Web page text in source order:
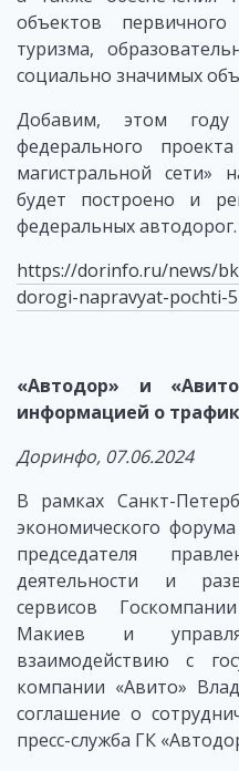
объектов
туризма,
социально значимых
Добавим, этом
федерального
магистральной сети»
будет построено и
федеральных автодорог.
https://dorinfo.ru/news/
dorogi-napravyat-pochti-
«Автодор» и
информацией о
Доринфо, 07.06.2024
В рамках Санкт-
экономического
председателя
деятельности и
сервисов
Макиев и
взаимодействию с
компании «Авито»
соглашение о
пресс-служба ГК